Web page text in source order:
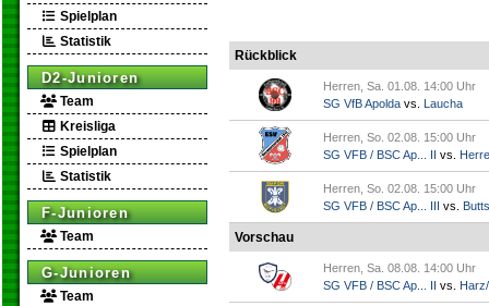
Spielplan
Statistik
D2-Junioren
Team
Kreisliga
Spielplan
Statistik
F-Junioren
Team
G-Junioren
Team
Rückblick
Herren, Sa. 01.08. 14:00 Uhr
SG VfB Apolda vs. Laucha
Herren, So. 02.08. 15:00 Uhr
SG VFB / BSC Ap... II vs.
Herren, So. 02.08. 15:00 Uhr
SG VFB / BSC Ap... III vs.
Vorschau
Herren, Sa. 08.08. 14:00 Uhr
SG VFB / BSC Ap... II vs.